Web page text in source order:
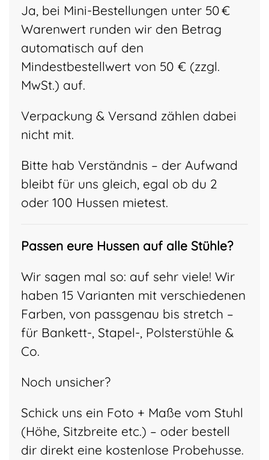
Ja, bei Mini-Bestellungen unter 50 €
Warenwert runden wir den Betrag
automatisch auf den
Mindestbestellwert von 50 € (zzgl.
MwSt.) auf.
Verpackung & Versand zählen dabei
nicht mit.
Bitte hab Verständnis – der Aufwand
bleibt für uns gleich, egal ob du 2
oder 100 Hussen mietest.
Passen eure Hussen auf alle Stühle?
Wir sagen mal so: auf sehr viele! Wir
haben 15 Varianten mit verschiedenen
Farben, von passgenau bis stretch –
für Bankett-, Stapel-, Polsterstühle &
Co.
Noch unsicher?
Schick uns ein Foto + Maße vom Stuhl
(Höhe, Sitzbreite etc.) – oder bestell
dir direkt eine kostenlose Probehusse.